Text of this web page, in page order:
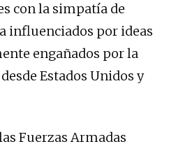
con la simpatía de
influenciados por ideas
engañados por la
Estados Unidos y
Fuerzas Armadas